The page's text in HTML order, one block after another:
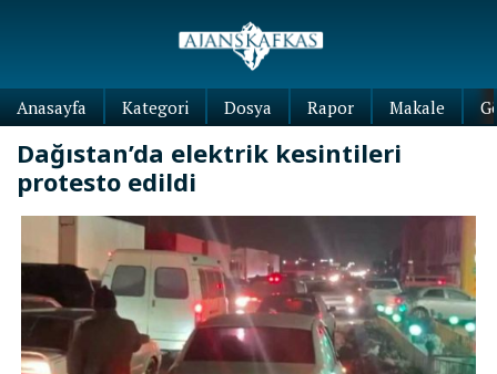
Anasayfa Kategori Dosya Rapor Makale
Dağıstan’da elektrik kesintileri
protesto edildi